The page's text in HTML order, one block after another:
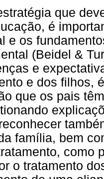
que
é
e os
(Beidel &
e
e dos filhos,
que os pais
família, bem
como
o tratamento